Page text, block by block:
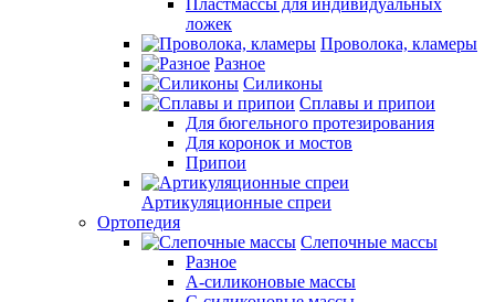
Пластмассы для индивидуальных
ложек
Проволока, кламеры
Разное
Силиконы
Сплавы и припои
Для бюгельного протезирования
Для коронок и мостов
Припои
Артикуляционные спреи
Ортопедия
Слепочные массы
Разное
А-силиконовые массы